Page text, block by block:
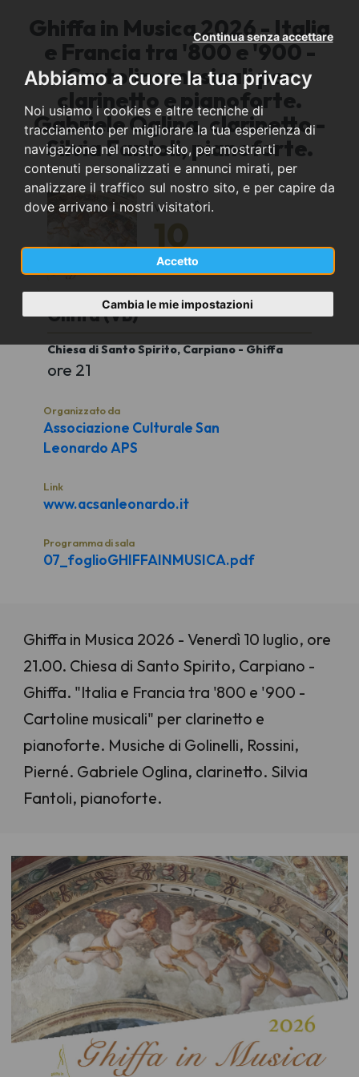
Abbiamo a cuore la tua privacy
Noi usiamo i cookies e altre tecniche di
tracciamento per migliorare la tua esperienza di
navigazione nel nostro sito, per mostrarti
contenuti personalizzati e annunci mirati, per
analizzare il traffico sul nostro sito, e per capire da
dove arrivano i nostri visitatori.
Accetto
Continua senza accettare
Cambia le mie impostazioni
Ghiffa in Musica 2026 - Italia
e Francia tra '800 e '900 -
Cartoline musicali per
clarinetto e pianoforte.
Gabriele Oglina, clarinetto -
Silvia Fantoli, pianoforte.
venerdì
luglio2026
Ghiffa (VB)
Chiesa di Santo Spirito, Carpiano - Ghiffa
ore 21
Organizzato da
Associazione Culturale San
Leonardo APS
Link
www.acsanleonardo.it
Programma di sala
07_foglioGHIFFAINMUSICA.pdf
Ghiffa in Musica 2026 - Venerdì 10 luglio, ore
21.00. Chiesa di Santo Spirito, Carpiano -
Ghiffa. "Italia e Francia tra '800 e '900 -
Cartoline musicali" per clarinetto e
pianoforte. Musiche di Golinelli, Rossini,
Pierné. Gabriele Oglina, clarinetto. Silvia
Fantoli, pianoforte.